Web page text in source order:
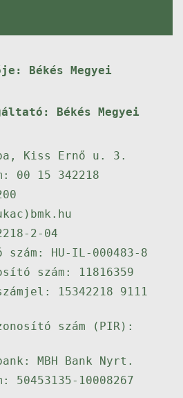
Békés Megyei
Békés Megyei
Kiss Ernő u. 3.
00 15 342218
2-04
HU-IL-000483-8
szám: 11816359
15342218 9111
szám (PIR):
MBH Bank Nyrt.
50453135-10008267